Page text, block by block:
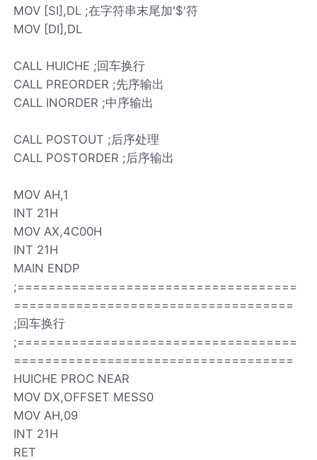
MOV [SI],DL ;在字符串末尾加'$'符
MOV [DI],DL
CALL HUICHE ;回车换行
CALL PREORDER ;先序输出
CALL INORDER ;中序输出
CALL POSTOUT ;后序处理
CALL POSTORDER ;后序输出
MOV AH,1
INT 21H
MOV AX,4C00H
INT 21H
MAIN ENDP
;====================================
====================================
;回车换行
;====================================
====================================
HUICHE PROC NEAR
MOV DX,OFFSET MESS0
MOV AH,09
INT 21H
RET